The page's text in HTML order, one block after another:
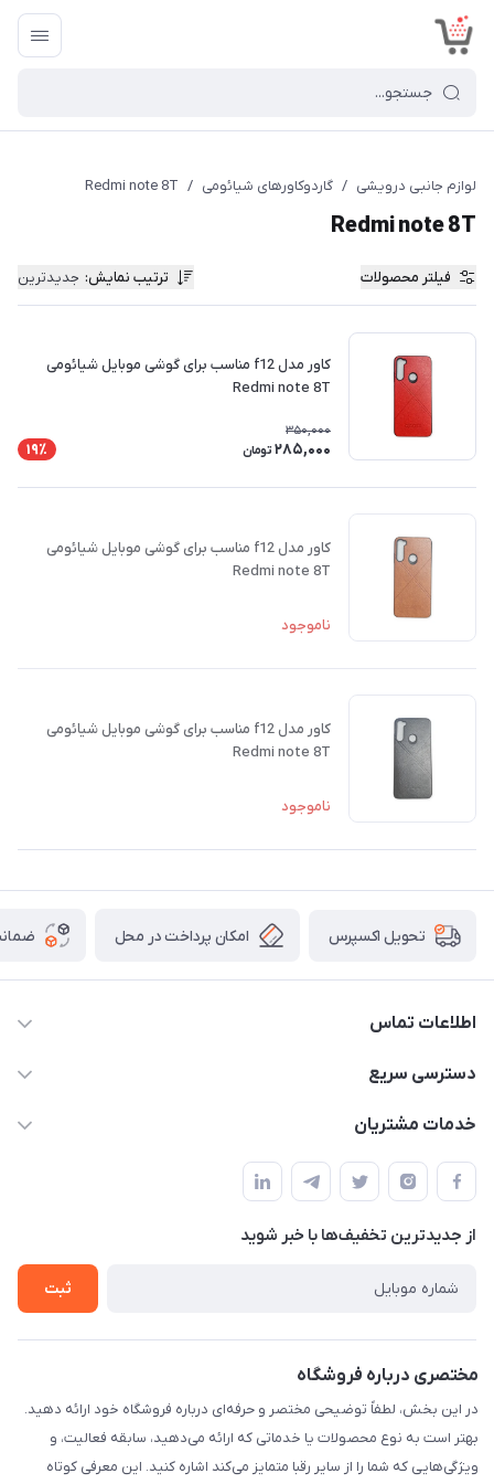
لوازم جانبی درویشی / گاردوکاورهای شیائومی /
Redmi note 8T
Redmi note 8T
فیلتر محصولات ترتیب نمایش: جدیدترین
کاور مدل f12 مناسب برای گوشی موبایل شیائومی
Redmi note 8T
350,000
285,000 تومان 19٪
کاور مدل f12 مناسب برای گوشی موبایل شیائومی
Redmi note 8T
ناموجود
کاور مدل f12 مناسب برای گوشی موبایل شیائومی
Redmi note 8T
ناموجود
تحویل اکسپرس امکان پرداخت در محل
اطلاعات تماس
09332394024-09120346631
دسترسی سریع
حساب کاربری
لیست محصولات
درباره ما
خدمات مشتریان
قوانین و مقررات
حریم خصوصی
راهنما
از جدید‌ترین تخفیف‌ها با‌ خبر شوید
ثبت
مختصری درباره فروشگاه
در این بخش، لطفاً توضیحی مختصر و حرفه‌ای درباره فروشگاه خود ارائه دهید.
بهتر است به نوع محصولات یا خدماتی که ارائه می‌دهید، سابقه فعالیت، و
ویژگی‌هایی که شما را از سایر رقبا متمایز می‌کند اشاره کنید. این معرفی کوتاه